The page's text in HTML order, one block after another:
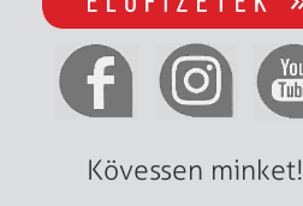
Kövessen minket!